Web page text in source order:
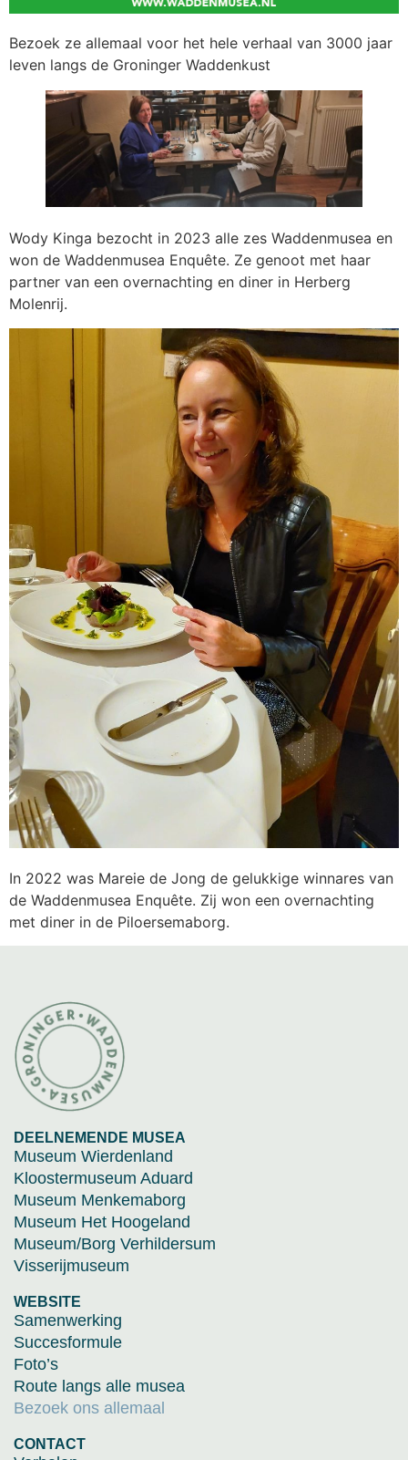
Bezoek ze allemaal voor het hele verhaal van 3000 jaar
leven langs de Groninger Waddenkust
Wody Kinga bezocht in 2023 alle zes Waddenmusea en
won de Waddenmusea Enquête. Ze genoot met haar
partner van een overnachting en diner in Herberg
Molenrij.
In 2022 was Mareie de Jong de gelukkige winnares van
de Waddenmusea Enquête. Zij won een overnachting
met diner in de Piloersemaborg.
DEELNEMENDE MUSEA
Museum Wierdenland
Kloostermuseum Aduard
Museum Menkemaborg
Museum Het Hoogeland
Museum/Borg Verhildersum
Visserijmuseum
WEBSITE
Samenwerking
Succesformule
Foto’s
Route langs alle musea
Bezoek ons allemaal
CONTACT